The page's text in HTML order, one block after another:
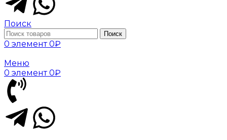
Поиск
Поиск
0 элемент 0₽
Меню
0 элемент 0₽